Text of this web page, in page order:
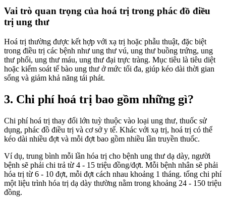
Vai trò quan trọng của hoá trị trong phác đồ điều
trị ung thư
Hoá trị thường được kết hợp với xạ trị hoặc phẫu thuật, đặc biệt
trong điều trị các bệnh như ung thư vú, ung thư buồng trứng, ung
thư phổi, ung thư máu, ung thư đại trực tràng. Mục tiêu là tiêu diệt
hoặc kiểm soát tế bào ung thư ở mức tối đa, giúp kéo dài thời gian
sống và giảm khả năng tái phát.
3. Chi phí hoá trị bao gồm những gì?
Chi phí hoá trị thay đổi lớn tuỳ thuộc vào loại ung thư, thuốc sử
dụng, phác đồ điều trị và cơ sở y tế. Khác với xạ trị, hoá trị có thể
kéo dài nhiều đợt và mỗi đợt bao gồm nhiều lần truyền thuốc.
Ví dụ, trung bình mỗi lần hóa trị cho bệnh ung thư dạ dày, người
bệnh sẽ phải chi trả từ 4 - 15 triệu đồng/đợt. Mỗi bệnh nhân sẽ phải
hóa trị từ 6 - 10 đợt, mỗi đợt cách nhau khoảng 1 tháng. tổng chi phí
một liệu trình hóa trị dạ dày thường nằm trong khoảng 24 - 150 triệu
đồng.